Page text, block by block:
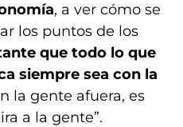
, a ver cómo se
los puntos de los
que todo lo que
siempre sea con la
la gente afuera, es
a la gente”.